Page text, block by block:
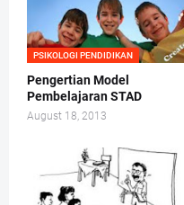
PSIKOLOGI PENDIDIKAN
Pengertian Model
Pembelajaran STAD
August 18, 2013